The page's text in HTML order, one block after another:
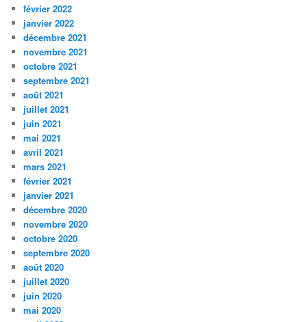
février 2022
janvier 2022
décembre 2021
novembre 2021
octobre 2021
septembre 2021
août 2021
juillet 2021
juin 2021
mai 2021
avril 2021
mars 2021
février 2021
janvier 2021
décembre 2020
novembre 2020
octobre 2020
septembre 2020
août 2020
juillet 2020
juin 2020
mai 2020